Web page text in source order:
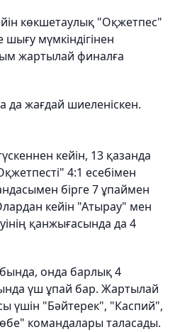
көкшетаулық "Оқжетпес"
мүмкіндігінен
жартылай финалға
да жағдай шиеленіскен.
кейін, 13 қазанда
4:1 есебімен
бірге 7 ұпаймен
кейін "Атырау" мен
қанжығасында да 4
онда барлық 4
үш ұпай бар. Жартылай
үшін "Бәйтерек", "Каспий",
командалары таласады.